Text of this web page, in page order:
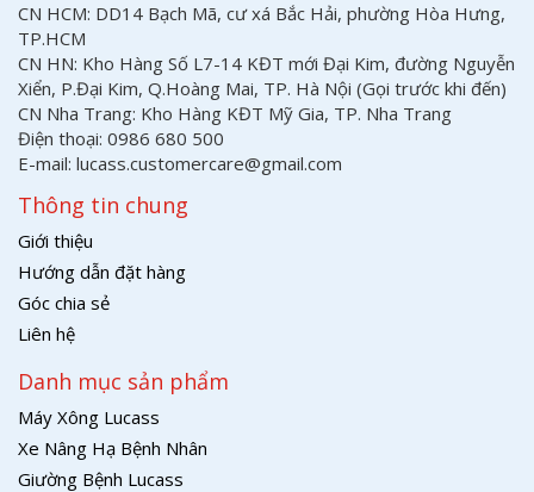
CN HCM: DD14 Bạch Mã, cư xá Bắc Hải, phường Hòa Hưng,
TP.HCM
CN HN: Kho Hàng Số L7-14 KĐT mới Đại Kim, đường Nguyễn
Xiển, P.Đại Kim, Q.Hoàng Mai, TP. Hà Nội (Gọi trước khi đến)
CN Nha Trang: Kho Hàng KĐT Mỹ Gia, TP. Nha Trang
Điện thoại: 0986 680 500
E-mail: lucass.customercare@gmail.com
Thông tin chung
Giới thiệu
Hướng dẫn đặt hàng
Góc chia sẻ
Liên hệ
Danh mục sản phẩm
Máy Xông Lucass
Xe Nâng Hạ Bệnh Nhân
Giường Bệnh Lucass